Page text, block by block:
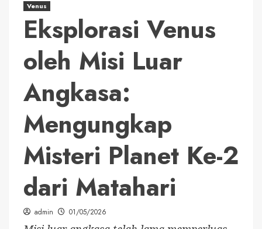
Venus
Eksplorasi Venus
oleh Misi Luar
Angkasa:
Mengungkap
Misteri Planet Ke-2
dari Matahari
admin 01/05/2026